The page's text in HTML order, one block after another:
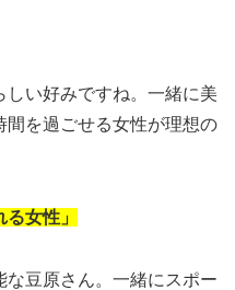
い好みですね。一緒に美
間を過ごせる女性が理想の
女性」
豆原さん。一緒にスポー